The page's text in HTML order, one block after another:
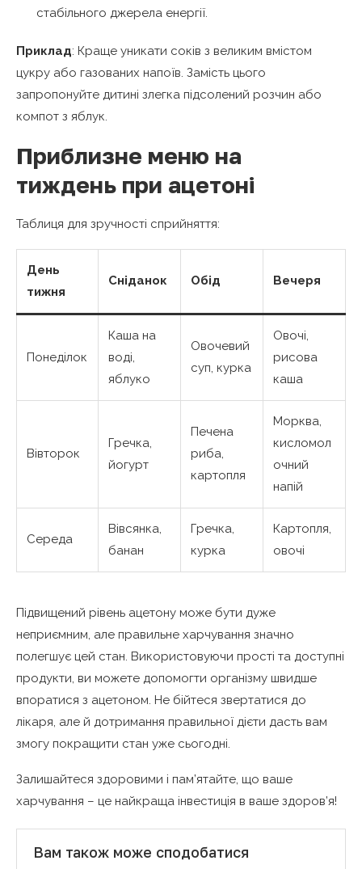
стабільного джерела енергії.
Приклад: Краще уникати соків з великим вмістом
цукру або газованих напоїв. Замість цього
запропонуйте дитині злегка підсолений розчин або
компот з яблук.
Приблизне меню на
тиждень при ацетоні
Таблиця для зручності сприйняття:
День
тижня
Сніданок Обід Вечеря
Понеділок
Каша на
воді,
яблуко
Овочевий
суп, курка
Овочі,
рисова
каша
Вівторок
Гречка,
йогурт
Печена
риба,
картопля
Морква,
кисломол
очний
напій
Середа
Вівсянка,
банан
Гречка,
курка
Картопля,
овочі
Підвищений рівень ацетону може бути дуже
неприємним, але правильне харчування значно
полегшує цей стан. Використовуючи прості та доступні
продукти, ви можете допомогти організму швидше
впоратися з ацетоном. Не бійтеся звертатися до
лікаря, але й дотримання правильної дієти дасть вам
змогу покращити стан уже сьогодні.
Залишайтеся здоровими і пам’ятайте, що ваше
харчування – це найкраща інвестиція в ваше здоров’я!
Вам також може сподобатися